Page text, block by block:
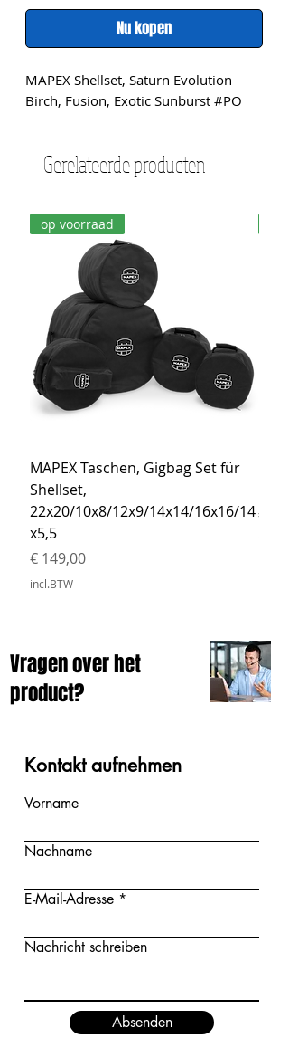
Nu kopen
MAPEX Shellset, Saturn Evolution
Birch, Fusion, Exotic Sunburst #PO
Gerelateerde producten
op voorraad
MAPEX Taschen, Gigbag Set für
Shellset,
22x20/10x8/12x9/14x14/16x16/14
x5,5
Prijs
€ 149,00
incl.BTW
Prijs
€
Vragen over het
product?
Kontakt aufnehmen
Vorname
Nachname
E-Mail-Adresse
Nachricht schreiben
Absenden